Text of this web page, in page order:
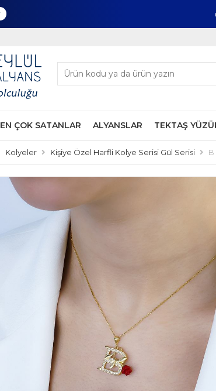
EN ÇOK SATANLAR ALYANSLAR TEKTAŞ
Kolyeler Kişiye Özel Harfli Kolye Serisi Gül Serisi B